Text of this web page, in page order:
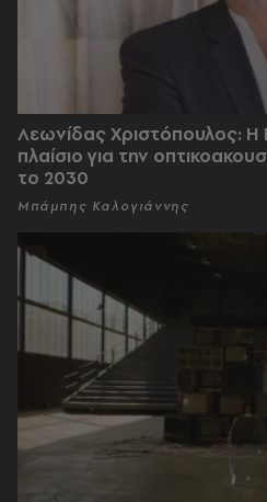
Λεωνίδας Χριστόπουλος: Η
πλαίσιο για την
το 2030
Μπάμπης Καλογιάννης